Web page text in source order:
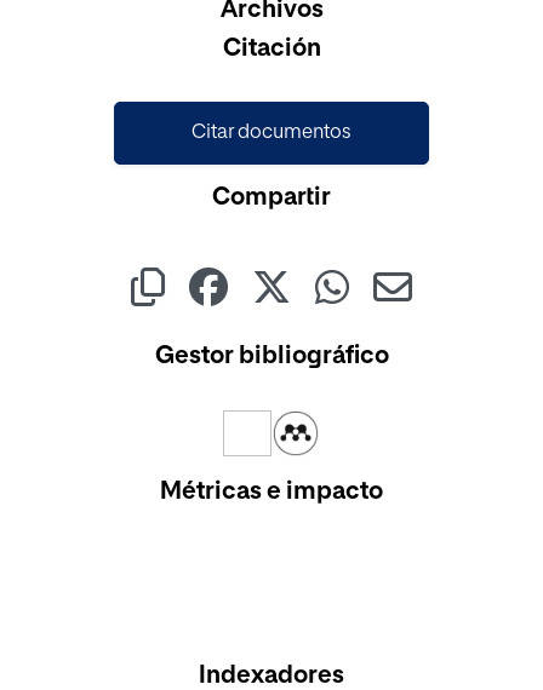
Archivos
Citación
Citar documentos
Compartir
Gestor bibliográfico
Métricas e impacto
Indexadores